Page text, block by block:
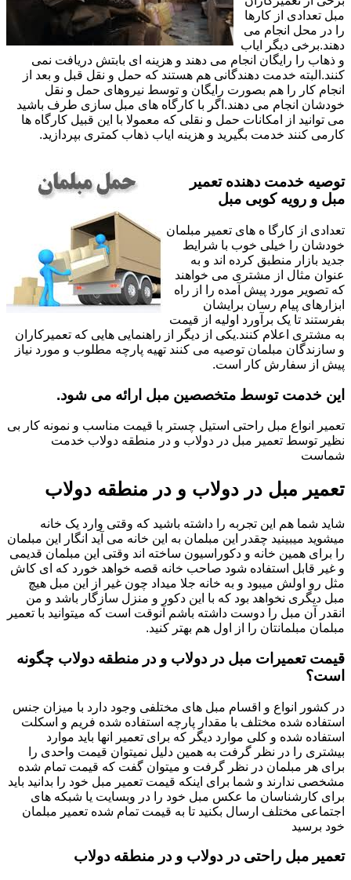
مبل تعدادی از کارها
را در محل انجام می
دهند.برخی دیگر ایاب
و ذهاب را رایگان انجام می دهند و هزینه ای بابتش دریافت نمی
کنند.البته خدمت دهندگانی هم هستند که حمل و نقل قبل و بعد از
انجام کار را هم بصورت رایگان و توسط نیروهای حمل و نقل
خودشان انجام می دهند.اگر با کارگاه های مبل سازی طرف باشید
می توانید از امکانات حمل و نقلی که معمولا با این قبیل کارگاه ها
کارمی کنند خدمت بگیرید و هزینه ایاب ذهاب کمتری بپردازید.
توصیه خدمت دهنده تعمیر
مبل و رویه کوبی مبل
تعدادی از کارگا ه های تعمیر مبلمان
خودشان را خیلی خوب با شرایط
جدید بازار منطبق کرده اند و به
عنوان مثال از مشتری می خواهند
که تصویر مورد پیش آمده را از راه
ابزارهای پیام رسان برایشان
بفرستند تا یک برآورد اولیه از قیمت
به مشتری اعلام کنند.یکی از دیگر از راهنمایی هایی که تعمیرکاران
و سازندگان مبلمان توصیه می کنند تهیه پارچه مطلوب و مورد نیاز
پیش از سفارش کار است.
این خدمت توسط متخصصین مبل ارائه می شود.
تعمیر انواع مبل راحتی استیل چستر با قیمت مناسب و نمونه کار بی
نظیر توسط تعمیر مبل در دولاب و در منطقه دولاب خدمت
شماست
تعمیر مبل در دولاب و در منطقه دولاب
شاید شما هم این تجربه را داشته باشید که وقتی وارد یک خانه
میشوید میبینید چقدر این مبلمان به این خانه می آید انگار این مبلمان
را برای همین خانه و دکوراسیون ساخته اند وقتی این مبلمان قدیمی
و غیر قابل استفاده شود صاحب خانه قصه خواهد خورد که ای کاش
مثل رو اولش میبود و به خانه جلا میداد چون غیر از این مبل هیچ
مبل دیگری نخواهد بود که با این دکور و منزل سازگار باشد و من
انقدر آن مبل را دوست داشته باشم آنوقت است که میتوانید با تعمیر
مبلمان مبلمانتان را از اول هم بهتر کنید.
قیمت تعمیرات مبل در دولاب و در منطقه دولاب چگونه
است؟
در کشور انواع و اقسام مبل های مختلفی وجود دارد با میزان جنس
استفاده شده مختلف با مقدار پارچه استفاده شده فریم و اسکلت
استفاده شده و کلی موارد دیگر که برای تعمیر انها باید موارد
بیشتری را در نظر گرفت به همین دلیل نمیتوان قیمت واحدی را
برای هر مبلمان در نظر گرفت و میتوان گفت که قیمت تمام شده
مشخصی ندارند و شما برای اینکه قیمت تعمیر مبل خود را بدانید باید
برای کارشناسان ما عکس مبل خود را در وبسایت یا شبکه های
اجتماعی مختلف ارسال بکنید تا به قیمت تمام شده تعمیر مبلمان
خود برسید
تعمیر مبل راحتی در دولاب و در منطقه دولاب